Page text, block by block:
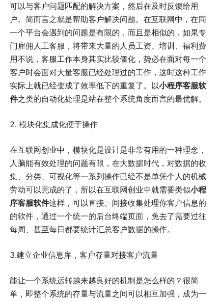
可以与客户问题匹配的解决方案，然后在及时反馈给用
户。简而言之就是帮助客户解决问题。在互联网中，在同
一个平台会遇到的问题是有限的，而且是相似的，如果专
门雇佣人工客服，将带来大量的人员工资、培训、福利费
用不说，客服工作本身其实比较僵化，势必在面对每一个
客户时会面对大量客服已经处理过的工作，这时这种工作
实际上就已经变成了效率低下的重复了。以小程序客服软
件之类的自动化处理是站在整个系统角度而言的最优解。
2. 模块化集成化便于操作
在互联网创业中，模块化是设计是非常有用的一种理念，
人脑能有效处理的问题有限，在大数据时代，对数据的收
集、分类、可视化等一系列操作已经不是单凭个人的机械
劳动可以完成的了，所以在互联网创业中就需要类似小程
序客服软件这样，可以直接、间接收集处理你客户信息的
的软件，通过一个统一的后台终端页面，免去了需要过往
每周、甚至每日都要统计汇总客户数据的操作。
3.建立企业信息库，客户存量对接客户流量
能让一个系统运转越来越良好的机制是怎么样的？很简
单，即整个系统的存量与流量之间可以相互加强，成为一